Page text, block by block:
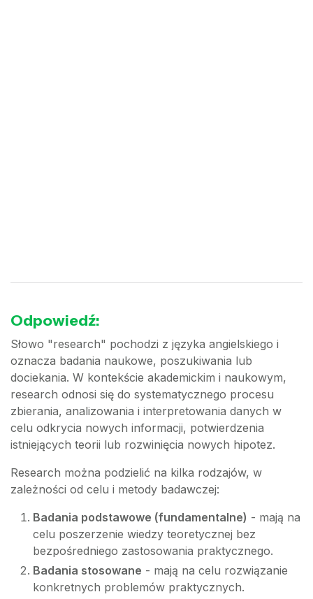
Odpowiedź:
Słowo "research" pochodzi z języka angielskiego i
oznacza badania naukowe, poszukiwania lub
dociekania. W kontekście akademickim i naukowym,
research odnosi się do systematycznego procesu
zbierania, analizowania i interpretowania danych w
celu odkrycia nowych informacji, potwierdzenia
istniejących teorii lub rozwinięcia nowych hipotez.
Research można podzielić na kilka rodzajów, w
zależności od celu i metody badawczej:
Badania podstawowe (fundamentalne) - mają na
celu poszerzenie wiedzy teoretycznej bez
bezpośredniego zastosowania praktycznego.
Badania stosowane - mają na celu rozwiązanie
konkretnych problemów praktycznych.